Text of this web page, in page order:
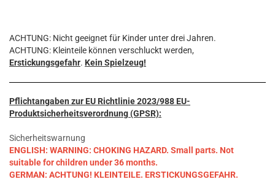
ACHTUNG: Nicht geeignet für Kinder unter drei Jahren.
ACHTUNG: Kleinteile können verschluckt werden,
Erstickungsgefahr. Kein Spielzeug!
Pflichtangaben zur EU Richtlinie 2023/988 EU-
Produktsicherheitsverordnung (GPSR):
Sicherheitswarnung
ENGLISH: WARNING: CHOKING HAZARD. Small parts. Not
suitable for children under 36 months.
GERMAN: ACHTUNG! KLEINTEILE. ERSTICKUNGSGEFAHR.